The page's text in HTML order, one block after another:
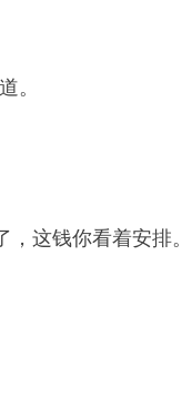
。
，这钱你看着安排。